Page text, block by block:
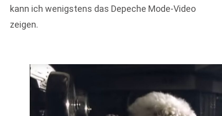
kann ich wenigstens das Depeche Mode-Video
zeigen.